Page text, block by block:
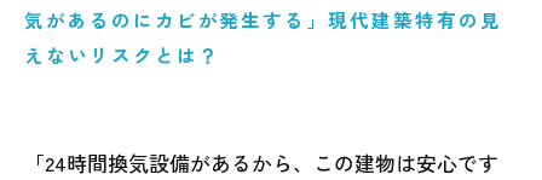
気があるのにカビが発生する」現代建築特有の見
えないリスクとは？
「24時間換気設備があるから、この建物は安心です